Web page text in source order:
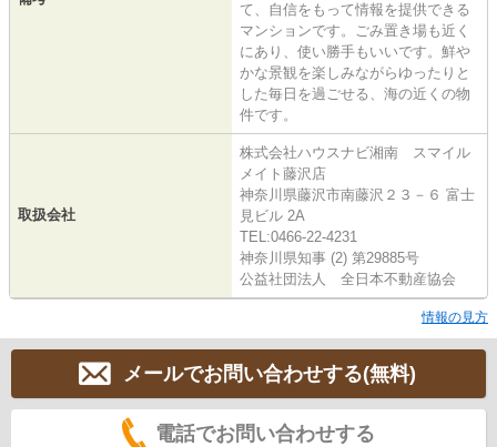
て、自信をもって情報を提供できる
マンションです。ごみ置き場も近く
にあり、使い勝手もいいです。鮮や
かな景観を楽しみながらゆったりと
した毎日を過ごせる、海の近くの物
件です。
取扱会社
株式会社ハウスナビ湘南 スマイル
メイト藤沢店
神奈川県藤沢市南藤沢２３－６ 富士
見ビル 2A
TEL:0466-22-4231
神奈川県知事 (2) 第29885号
公益社団法人 全日本不動産協会
情報の見方
メールでお問い合わせする(無料)
電話でお問い合わせする